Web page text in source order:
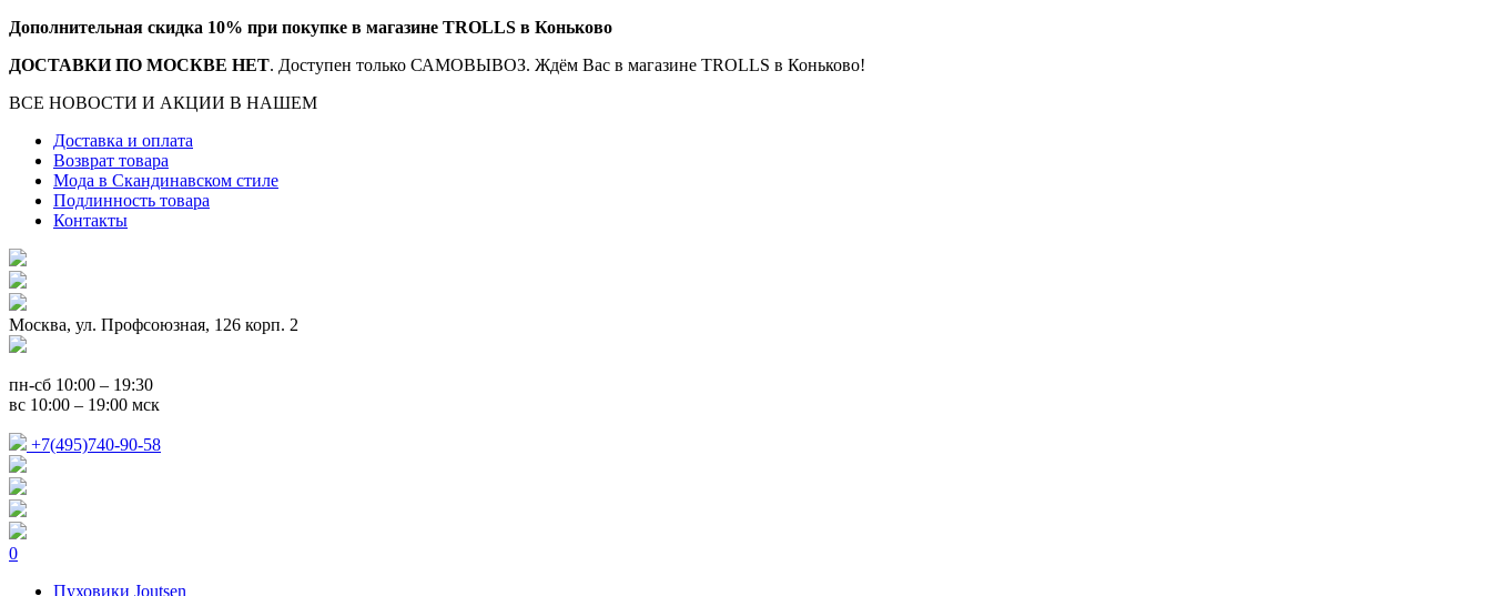
Дополнительная скидка 10% при покупке в магазине TROLLS в Коньково
ДОСТАВКИ ПО МОСКВЕ НЕТ. Доступен только САМОВЫВОЗ. Ждём Вас в магазине TROLLS в Коньково!
ВСЕ НОВОСТИ И АКЦИИ В НАШЕМ
Доставка и оплата
Возврат товара
Мода в Скандинавском стиле
Подлинность товара
Контакты
Москва, ул. Профсоюзная, 126 корп. 2
пн-сб 10:00 – 19:30
вс 10:00 – 19:00 мск
+7(495)740-90-58
0
Пуховики Joutsen